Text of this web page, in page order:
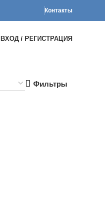
Контакты
ВХОД / РЕГИСТРАЦИЯ
Фильтры